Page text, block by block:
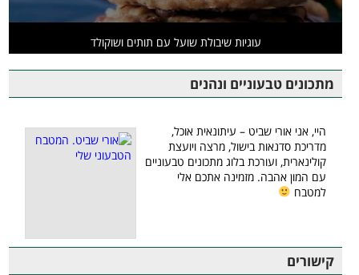
עוגיות שיבולת שועל עם תותים ושוקולד
מתכונים טבעוניים ונהנים
היי, אני אורי שביט – עיתונאית אוכל,
מדריכת סדנאות בישול, מרצה ויועצת
קולינארית, ועורכת בלוג מתכונים טבעוניים
עם המון אהבה. מזמינה אתכם אלי
למטבח
קישורים